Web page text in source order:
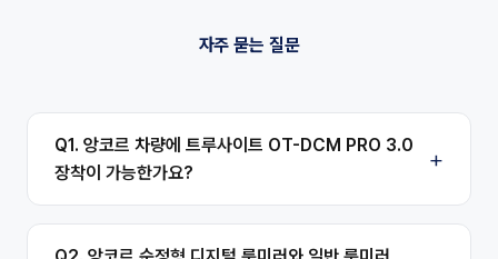
자주 묻는 질문
Q1. 앙코르 차량에 트루사이트 OT-DCM PRO 3.0
장착이 가능한가요?